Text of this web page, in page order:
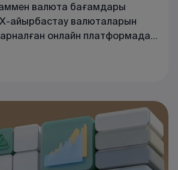
валюта бағамдары
-айырбастау валюталарын
арналған онлайн платформада